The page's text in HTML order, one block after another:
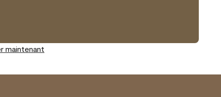
maintenant